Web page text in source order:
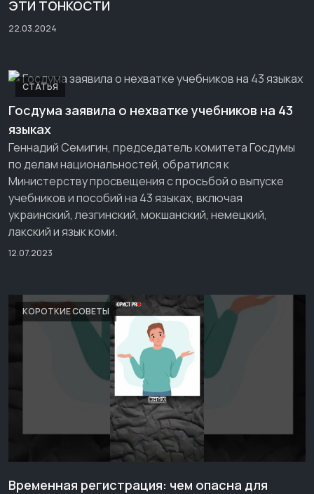
ЭТИ ТОНКОСТИ
22.03.2024
СТАТЬЯ
Госдума заявила о нехватке учебников на 43
языках
Геннадий Семигин, председатель комитета Госдумы
по делам национальностей, обратился к
Министерству просвещения с просьбой о выпуске
учебников и пособий на 43 языках, включая
украинский, лезгинский, мокшанский, немецкий,
лакский и язык коми.
12.07.2023
КОРОТКИЕ СОВЕТЫ
Временная регистрация: чем опасна для